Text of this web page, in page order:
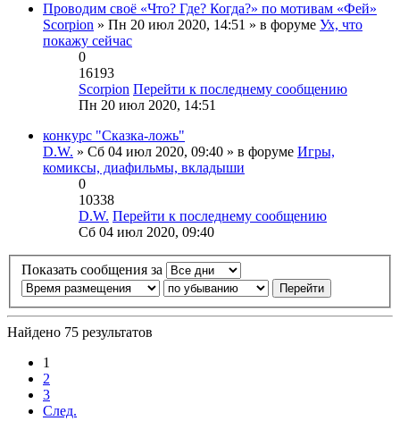
Проводим своё «Что? Где? Когда?» по мотивам «Фей»
Scorpion » Пн 20 июл 2020, 14:51 » в форуме Ух, что
покажу сейчас
0
16193
Scorpion Перейти к последнему сообщению
Пн 20 июл 2020, 14:51
конкурс "Сказка-ложь"
D.W. » Сб 04 июл 2020, 09:40 » в форуме Игры,
комиксы, диафильмы, вкладыши
0
10338
D.W. Перейти к последнему сообщению
Сб 04 июл 2020, 09:40
Показать сообщения за
Найдено 75 результатов
1
2
3
След.